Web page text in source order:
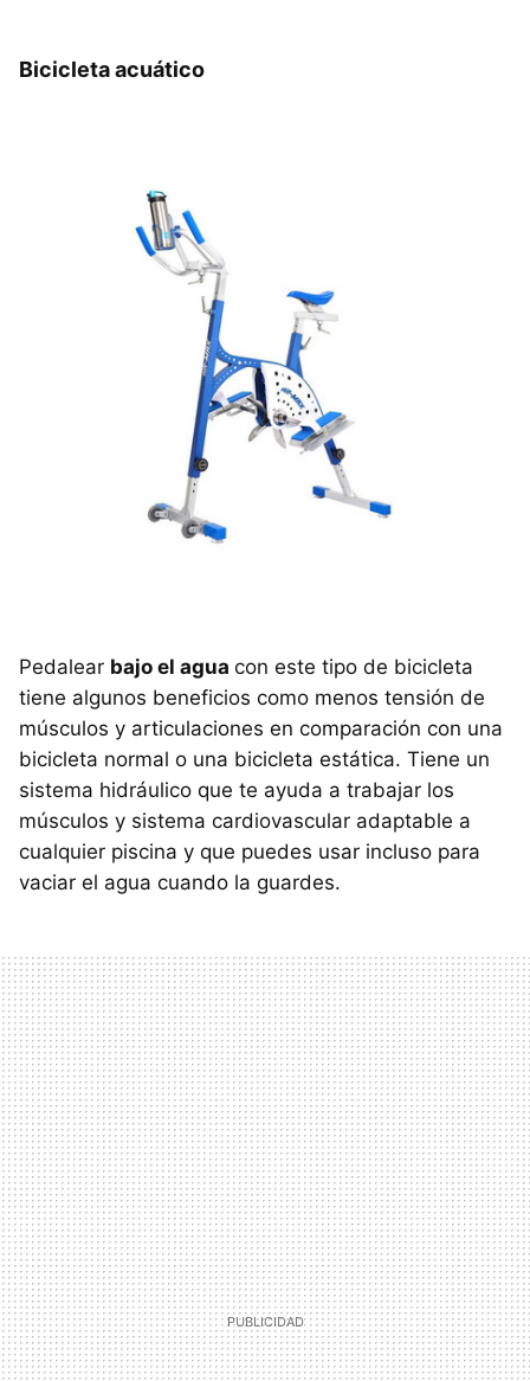
Bicicleta acuático
Pedalear bajo el agua con este tipo de bicicleta
tiene algunos beneficios como menos tensión de
músculos y articulaciones en comparación con una
bicicleta normal o una bicicleta estática. Tiene un
sistema hidráulico que te ayuda a trabajar los
músculos y sistema cardiovascular adaptable a
cualquier piscina y que puedes usar incluso para
vaciar el agua cuando la guardes.